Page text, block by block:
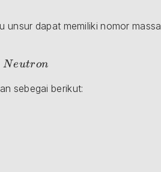
unsur dapat memiliki nomor massa
Neutron
sebegai berikut: